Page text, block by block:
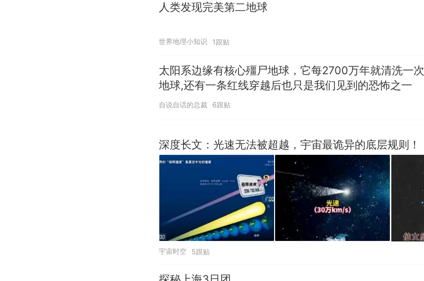
人类发现完美第二地球
世界地理小知识 1跟贴
太阳系边缘有核心殭尸地球，它每2700万年就清洗一次
地球,还有一条红线穿越后也只是我们见到的恐怖之一
自说自话的总裁 6跟贴
深度长文：光速无法被超越，宇宙最诡异的底层规则！
宇宙时空 5跟贴